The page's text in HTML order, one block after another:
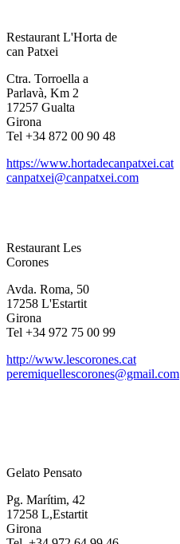
Restaurant L'Horta de
can Patxei
Ctra. Torroella a
Parlavà, Km 2
17257 Gualta
Girona
Tel +34 872 00 90 48
https://www.hortadecanpatxei.cat
canpatxei@canpatxei.com
Restaurant Les
Corones
Avda. Roma, 50
17258 L'Estartit
Girona
Tel +34 972 75 00 99
http://www.lescorones.cat
peremiquellescorones@gmail.com
Gelato Pensato
Pg. Marítim, 42
17258 L,Estartit
Girona